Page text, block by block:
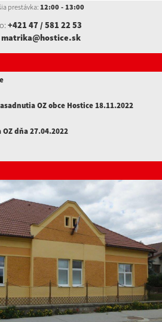
prestávka:12:00 - 13:00
+421 47 / 581 22 53
matrika@hostice.sk
OZ obce Hostice 18.11.2022
dňa 27.04.2022